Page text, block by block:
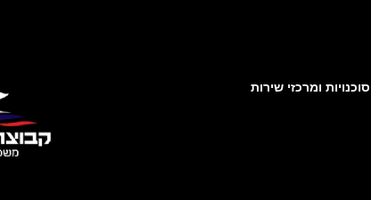
סוכנויות ומרכזי שירות